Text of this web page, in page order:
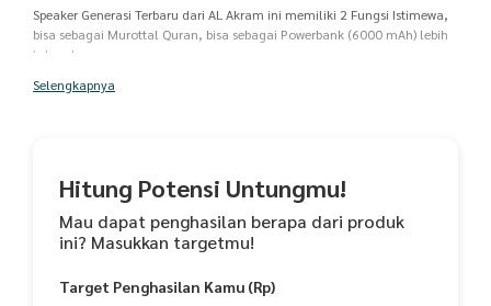
Speaker Generasi Terbaru dari AL Akram ini memiliki 2 Fungsi Istimewa,
bisa sebagai Murottal Quran, bisa sebagai Powerbank (6000 mAh) lebih
tahan lama.
perjalanan pergi ke lokasi yang tidak memiliki jaringan internet seperti
1. Audio Qur'an Jernih 30 Juz Qori Pilihan
3. Speaker (pengeras suara)
4. Support Headset
6. Bisa mode repeat (cocok untuk murojaah/hafalan)
Selengkapnya
Hitung Potensi Untungmu!
Mau dapat penghasilan berapa dari produk
ini? Masukkan targetmu!
Target Penghasilan Kamu (Rp)